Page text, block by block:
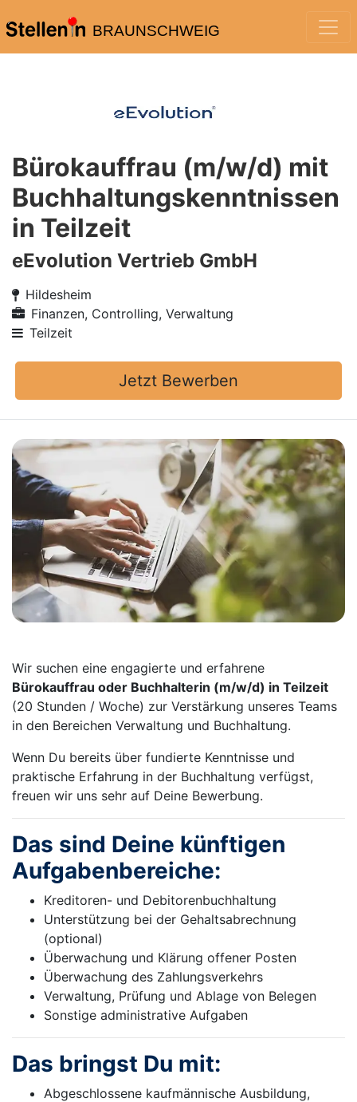
BRAUNSCHWEIG
Bürokauffrau (m/w/d) mit
Buchhaltungskenntnissen
in Teilzeit
eEvolution Vertrieb GmbH
Hildesheim
Finanzen, Controlling, Verwaltung
Teilzeit
Jetzt Bewerben
Wir suchen eine engagierte und erfahrene
Bürokauffrau oder Buchhalterin (m/w/d) in Teilzeit
(20 Stunden / Woche) zur Verstärkung unseres Teams
in den Bereichen Verwaltung und Buchhaltung.
Wenn Du bereits über fundierte Kenntnisse und
praktische Erfahrung in der Buchhaltung verfügst,
freuen wir uns sehr auf Deine Bewerbung.
Das sind Deine künftigen
Aufgabenbereiche:
Kreditoren- und Debitorenbuchhaltung
Unterstützung bei der Gehaltsabrechnung
(optional)
Überwachung und Klärung offener Posten
Überwachung des Zahlungsverkehrs
Verwaltung, Prüfung und Ablage von Belegen
Sonstige administrative Aufgaben
Das bringst Du mit:
Abgeschlossene kaufmännische Ausbildung,